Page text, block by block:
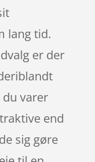
lang tid.
er der
varer
end
sig gøre